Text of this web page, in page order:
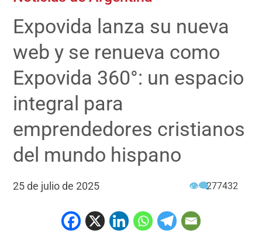
Expovida lanza su nueva
web y se renueva como
Expovida 360°: un espacio
integral para
emprendedores cristianos
del mundo hispano
25 de julio de 2025 👁‍🗨277432